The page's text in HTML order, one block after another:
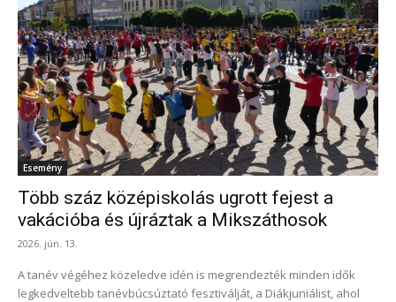
Esemény
Több száz középiskolás ugrott fejest a
vakációba és újráztak a Mikszáthosok
2026. jún. 13.
A tanév végéhez közeledve idén is megrendezték minden idők
legkedveltebb tanévbúcsúztató fesztiválját, a Diákjuniálist, ahol